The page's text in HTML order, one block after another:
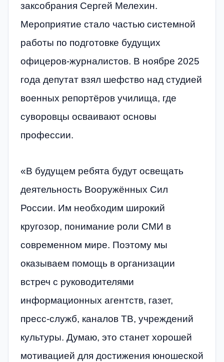
заксобрания Сергей Мелехин.
Мероприятие стало частью системной
работы по подготовке будущих
офицеров-журналистов. В ноябре 2025
года депутат взял шефство над студией
военных репортёров училища, где
суворовцы осваивают основы
профессии.
«В будущем ребята будут освещать
деятельность Вооружённых Сил
России. Им необходим широкий
кругозор, понимание роли СМИ в
современном мире. Поэтому мы
оказываем помощь в организации
встреч с руководителями
информационных агентств, газет,
пресс-служб, каналов ТВ, учреждений
культуры. Думаю, это станет хорошей
мотивацией для достижения юношеской